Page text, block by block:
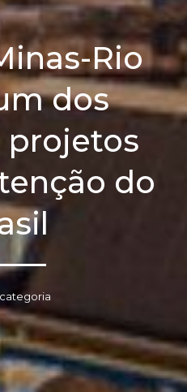
Rio
dos
projetos
do